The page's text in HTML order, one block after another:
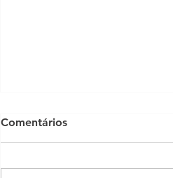
Comentários